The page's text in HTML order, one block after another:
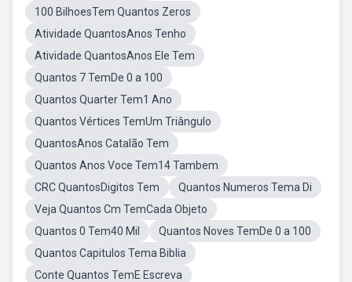
100 BilhoesTem Quantos Zeros
Atividade QuantosAnos Tenho
Atividade QuantosAnos Ele Tem
Quantos 7 TemDe 0 a 100
Quantos Quarter Tem1 Ano
Quantos Vértices TemUm Triângulo
QuantosAnos Catalão Tem
Quantos Anos Voce Tem14 Tambem
CRC QuantosDigitos Tem
Quantos Numeros Tema Di
Veja Quantos Cm TemCada Objeto
Quantos 0 Tem40 Mil
Quantos Noves TemDe 0 a 100
Quantos Capitulos Tema Biblia
Conte Quantos TemE Escreva